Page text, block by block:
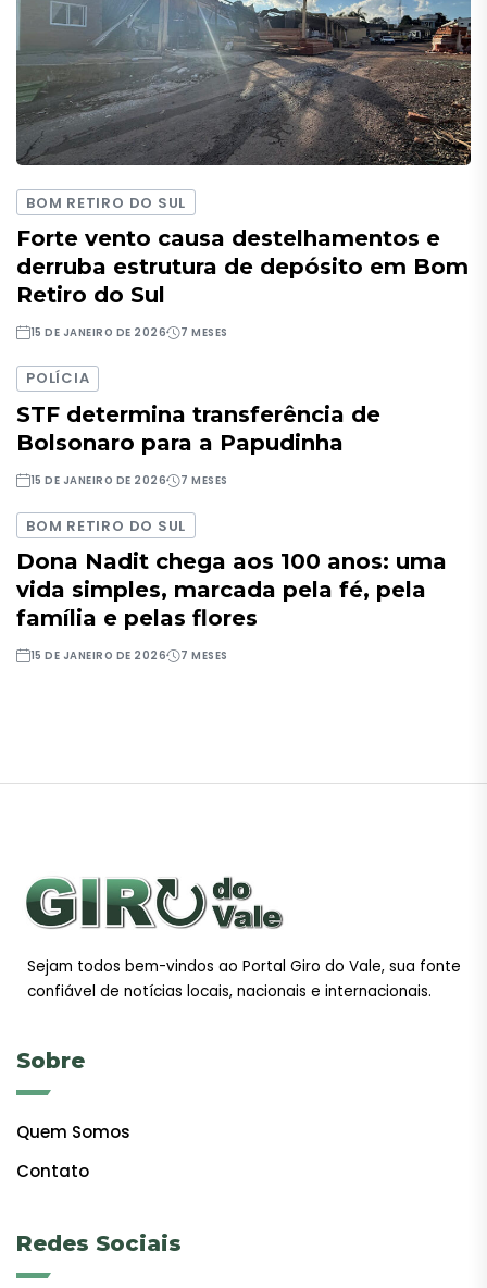
BOM RETIRO DO SUL
Forte vento causa destelhamentos e
derruba estrutura de depósito em Bom
Retiro do Sul
15 DE JANEIRO DE 2026 7 MESES
POLÍCIA
STF determina transferência de
Bolsonaro para a Papudinha
15 DE JANEIRO DE 2026 7 MESES
BOM RETIRO DO SUL
Dona Nadit chega aos 100 anos: uma
vida simples, marcada pela fé, pela
família e pelas flores
15 DE JANEIRO DE 2026 7 MESES
Sejam todos bem-vindos ao Portal Giro do Vale, sua fonte
confiável de notícias locais, nacionais e internacionais.
Sobre
Quem Somos
Contato
Redes Sociais